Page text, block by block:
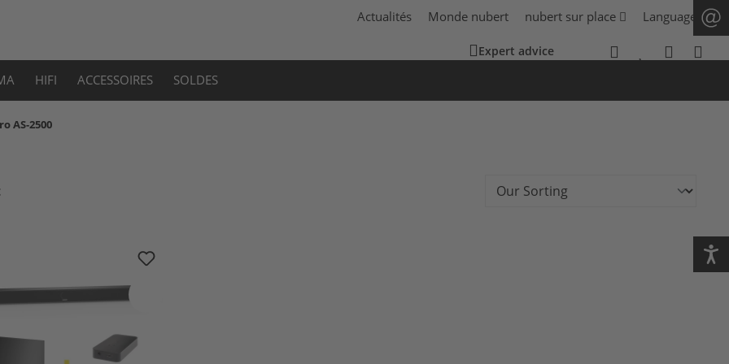
Actualités Monde nubert nubert sur place Language
Expert advice
HIFI ACCESSOIRES SOLDES
AS-2500